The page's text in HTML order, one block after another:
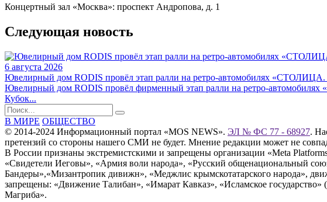
Концертный зал «Москва»: проспект Андропова, д. 1
Следующая новость
6 августа 2026
Ювелирный дом RODIS провёл этап ралли на ретро-автомобилях «СТОЛИЦА.
Ювелирный дом RODIS провёл фирменный этап ралли на ретро-
Кубок...
В МИРЕ ОБЩЕСТВО
© 2014-2024 Информационный портал «MOS NEWS». ЭЛ № ФС 77 - 68927.
претензий со стороны нашего СМИ не будет. Мнение редакции может не
В России признаны экстремистскими и запрещены организации «Meta
«Свидетели Иеговы», «Армия воли народа», «Русский общенациональный
Бандеры»,«Мизантропик дивижн», «Меджлис крымскотатарского народа»,
запрещены: «Движение Талибан», «Имарат Кавказ», «Исламское
Магриба».